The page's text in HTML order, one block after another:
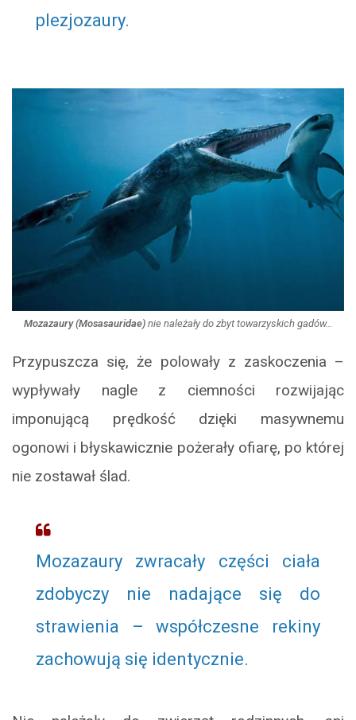
plezjozaury.
Mozazaury (Mosasauridae)nie należały do zbyt towarzyskich gadów…
Przypuszcza się, że polowały z zaskoczenia –
wypływały nagle z ciemności rozwijając
imponującą prędkość dzięki masywnemu
ogonowi i błyskawicznie pożerały ofiarę, po której
nie zostawał ślad.
Mozazaury zwracały części ciała
zdobyczy nie nadające się do
strawienia – współczesne rekiny
zachowują się identycznie.